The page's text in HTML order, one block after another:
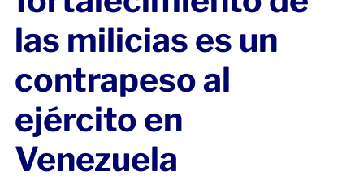
las milicias es un
contrapeso al
ejército en
Venezuela